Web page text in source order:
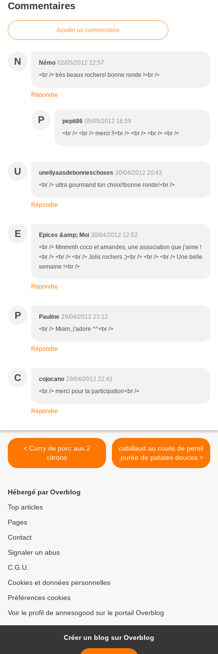
Commentaires
Ajouter un commentaire
N Némo 02/05/2012 12:57
<br /> très beaux rochers! bonne ronde !<br />
Répondre
P pepit86 05/05/2012 16:59
<br /> <br /> merci !!<br /> <br /> <br /> <br />
U uneliyaasdebonneschoses 30/04/2012 20:43
<br /> ultra gourmand ton choix!!bonne ronde!<br />
Répondre
E Epices &amp; Moi 30/04/2012 12:52
<br /> Mmmmh coco et amandes, une association que j'aime !
<br /> <br /> <br /> Jolis rochers ;)<br /> <br /> <br /> Une belle
semaine !<br />
Répondre
P Pauline 29/04/2012 23:12
<br /> Miam, j'adore ^^<br />
Répondre
C cojocano 29/04/2012 22:41
<br /> merci pour ta participation<br />
Répondre
< Curry de porc aux 2
citrons
cabillaud au coulis de persil
,purée de patates douces >
Hébergé par Overblog
Top articles
Pages
Contact
Signaler un abus
C.G.U.
Cookies et données personnelles
Préférences cookies
Voir le profil de annesogood sur le portail Overblog
Créer un blog sur Overblog